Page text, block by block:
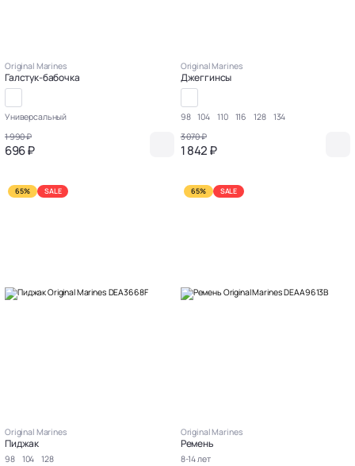
Original Marines
Галстук-бабочка
Универсальный
1 990 ₽
696 ₽
Original Marines
Джеггинсы
98 104 110 116 128
134
3 070 ₽
1 842 ₽
65% SALE
Original Marines
Пиджак
98 104
128
65% SALE
Original Marines
Ремень
8-14 лет